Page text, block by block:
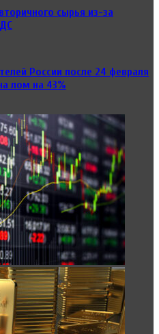
сырья из-за
России после 24 февраля
лом на 43%